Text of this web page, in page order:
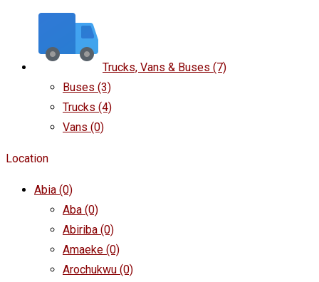
Trucks, Vans & Buses (7)
Buses (3)
Trucks (4)
Vans (0)
Location
Abia (0)
Aba (0)
Abiriba (0)
Amaeke (0)
Arochukwu (0)